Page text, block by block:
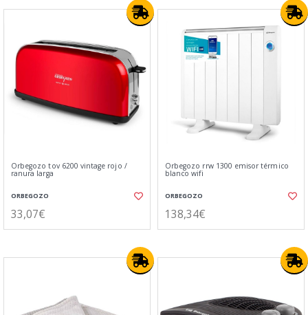
Orbegozo tov 6200 vintage rojo /
ranura larga
ORBEGOZO
33,07€
Orbegozo rrw 1300 emisor térmico
blanco wifi
ORBEGOZO
138,34€